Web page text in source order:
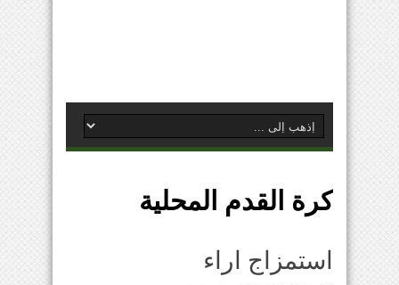
كرة القدم المحلية
استمزاج اراء